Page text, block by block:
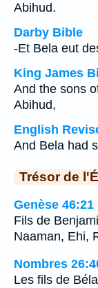
Abihud.
Darby Bible
-Et Bela eut
King James
And the sons
Abihud,
English
And Bela had
Trésor de
Genèse 46:21
Fils de
Naaman, Ehi,
Nombres
Les fils de